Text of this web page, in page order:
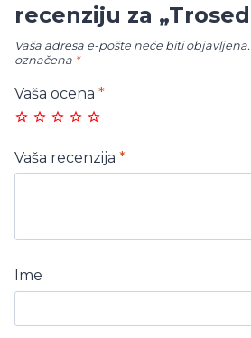
recenziju za
Vaša adresa e-pošte neće biti objavljena.
označena *
Vaša ocena *
Vaša recenzija *
Ime